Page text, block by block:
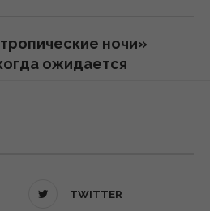
самолет
ночи»
ожидается
TWITTER